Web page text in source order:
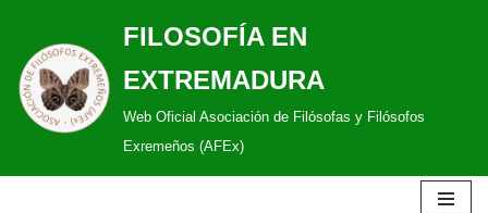
Saltar
al
contenido
FILOSOFÍA EN
EXTREMADURA
Web Oficial Asociación de Filósofas y Filósofos
Exremeños (AFEx)